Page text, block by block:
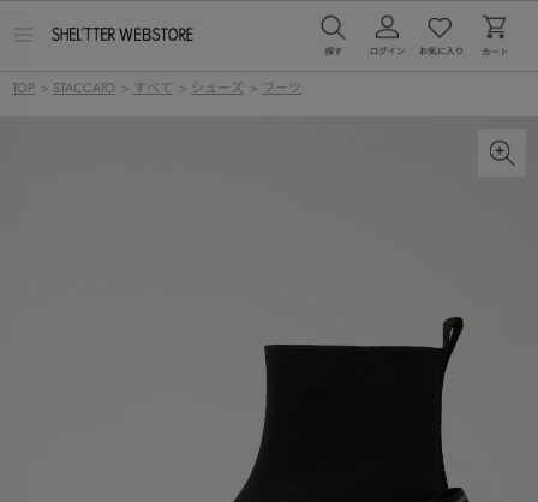
ー
TOP > STACCATO > すべて > シューズ > ブーツ